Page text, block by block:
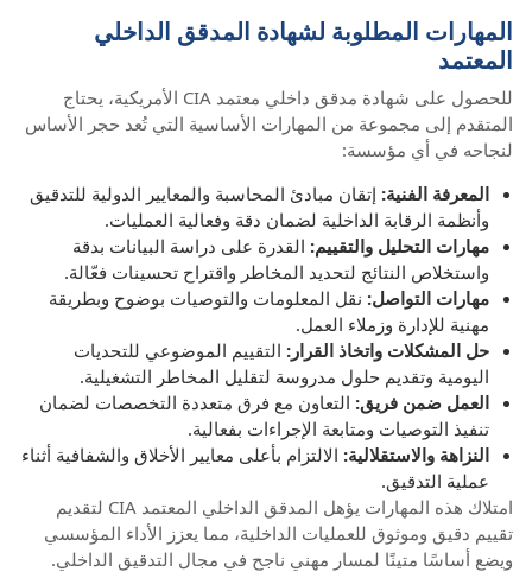
المهارات المطلوبة لشهادة المدقق الداخلي
المعتمد
للحصول على شهادة مدقق داخلي معتمد CIA الأمريكية، يحتاج
المتقدم إلى مجموعة من المهارات الأساسية التي تُعد حجر الأساس
لنجاحه في أي مؤسسة:
المعرفة الفنية: إتقان مبادئ المحاسبة والمعايير الدولية للتدقيق
وأنظمة الرقابة الداخلية لضمان دقة وفعالية العمليات.
مهارات التحليل والتقييم: القدرة على دراسة البيانات بدقة
واستخلاص النتائج لتحديد المخاطر واقتراح تحسينات فعّالة.
مهارات التواصل: نقل المعلومات والتوصيات بوضوح وبطريقة
مهنية للإدارة وزملاء العمل.
حل المشكلات واتخاذ القرار: التقييم الموضوعي للتحديات
اليومية وتقديم حلول مدروسة لتقليل المخاطر التشغيلية.
العمل ضمن فريق: التعاون مع فرق متعددة التخصصات لضمان
تنفيذ التوصيات ومتابعة الإجراءات بفعالية.
النزاهة والاستقلالية: الالتزام بأعلى معايير الأخلاق والشفافية أثناء
عملية التدقيق.
امتلاك هذه المهارات يؤهل المدقق الداخلي المعتمد CIA لتقديم
تقييم دقيق وموثوق للعمليات الداخلية، مما يعزز الأداء المؤسسي
ويضع أساسًا متينًا لمسار مهني ناجح في مجال التدقيق الداخلي.